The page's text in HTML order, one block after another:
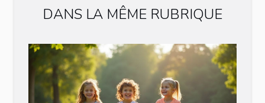
DANS LA MÊME RUBRIQUE